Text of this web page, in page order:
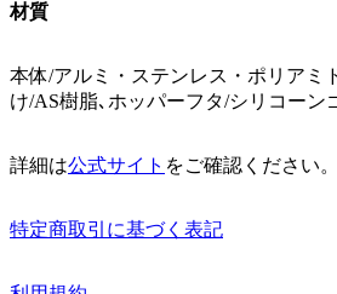
材質
本体/アルミ・ステンレス・ポリアミ
け/AS樹脂､ホッパーフタ/シリコーン
詳細は公式サイト をご確認ください。
特定商取引に基づく表記